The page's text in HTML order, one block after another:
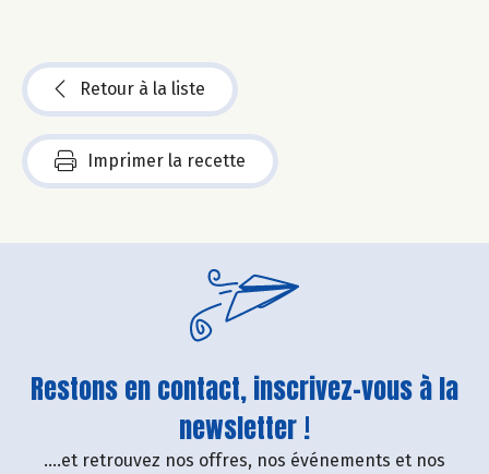
Retour à la liste
Imprimer la recette
Restons en contact, inscrivez-vous à la
newsletter !
....et retrouvez nos offres, nos événements et nos